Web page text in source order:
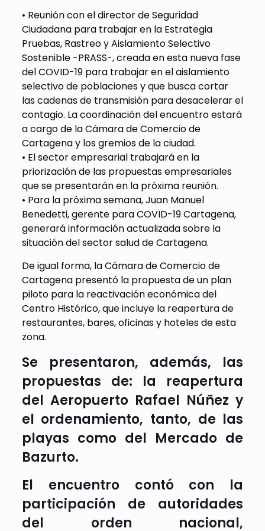
• Reunión con el director de Seguridad
Ciudadana para trabajar en la Estrategia
Pruebas, Rastreo y Aislamiento Selectivo
Sostenible -PRASS-, creada en esta nueva fase
del COVID-19 para trabajar en el aislamiento
selectivo de poblaciones y que busca cortar
las cadenas de transmisión para desacelerar el
contagio. La coordinación del encuentro estará
a cargo de la Cámara de Comercio de
Cartagena y los gremios de la ciudad.
• El sector empresarial trabajará en la
priorización de las propuestas empresariales
que se presentarán en la próxima reunión.
• Para la próxima semana, Juan Manuel
Benedetti, gerente para COVID-19 Cartagena,
generará información actualizada sobre la
situación del sector salud de Cartagena.
De igual forma, la Cámara de Comercio de
Cartagena presentó la propuesta de un plan
piloto para la reactivación económica del
Centro Histórico, que incluye la reapertura de
restaurantes, bares, oficinas y hoteles de esta
zona.
Se presentaron, además, las
propuestas de: la reapertura
del Aeropuerto Rafael Núñez y
el ordenamiento, tanto, de las
playas como del Mercado de
Bazurto.
El encuentro contó con la
participación de autoridades
del orden nacional,